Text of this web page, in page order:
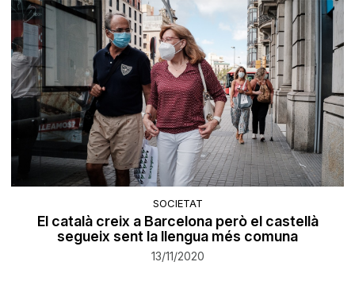
SOCIETAT
El català creix a Barcelona però el castellà
segueix sent la llengua més comuna
13/11/2020